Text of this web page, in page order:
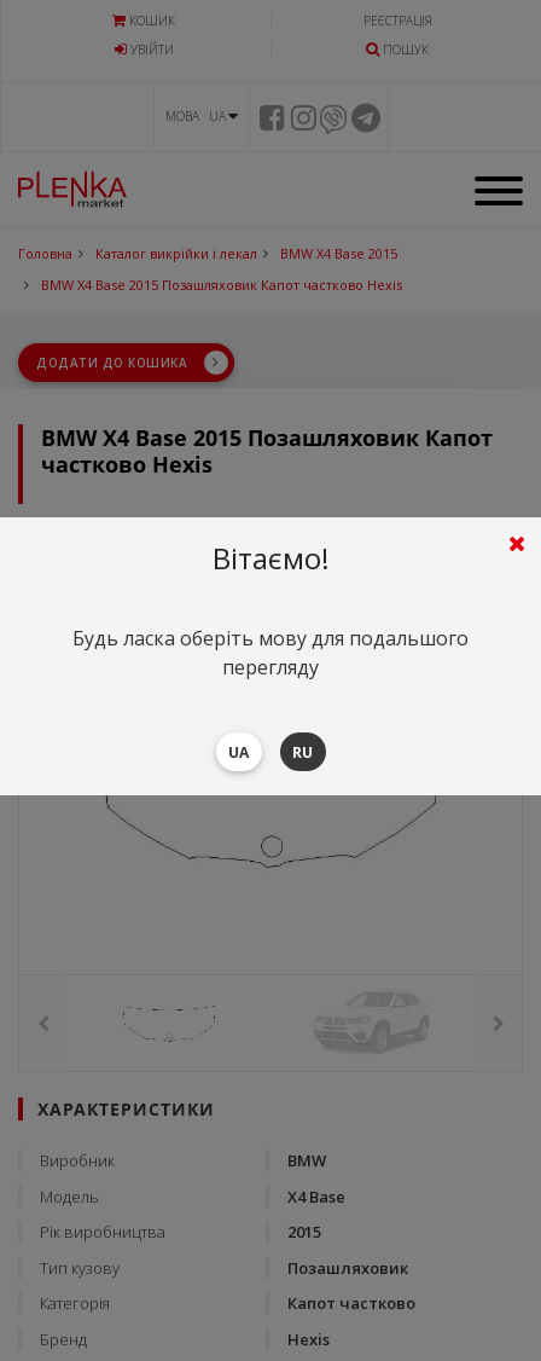
КОШИК
РЕЄСТРАЦІЯ
УВIЙТИ
ПОШУК
МОВА UA
Головна Каталог викрійки і лекал
BMW X4 Base 2015
BMW X4 Base 2015 Позашляховик Капот частково Hexis
ДОДАТИ ДО КОШИКА
BMW X4 Base 2015 Позашляховик Капот
частково Hexis
грн. ($55.08)
ХАРАКТЕРИСТИКИ
Виробник
BMW
Модель
X4 Base
Рік виробництва
2015
Тип кузову
Позашляховик
Категорія
Капот частково
Бренд
Hexis
Вітаємо!
Будь ласка оберіть мову для подальшого
перегляду
UA RU